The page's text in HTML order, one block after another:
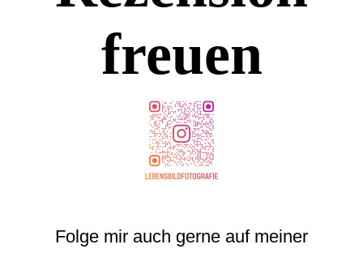
freuen
Folge mir auch gerne auf meiner